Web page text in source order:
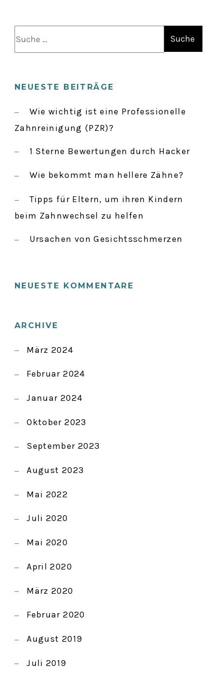
S
T
S
N
V
I
G
T
O
N
n
a
NEUESTE BEITRÄGE
Wie wichtig ist eine Professionelle
Zahnreinigung (PZR)?
1 Sterne Bewertungen durch Hacker
Wie bekommt man hellere Zähne?
Tipps für Eltern, um ihren Kindern
beim Zahnwechsel zu helfen
Ursachen von Gesichtsschmerzen
NEUESTE KOMMENTARE
ARCHIVE
März 2024
Februar 2024
Januar 2024
Oktober 2023
September 2023
August 2023
Mai 2022
Juli 2020
Mai 2020
April 2020
März 2020
Februar 2020
August 2019
Juli 2019